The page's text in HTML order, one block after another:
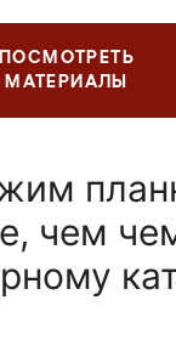
ПОСМОТРЕТЬ
МАТЕРИАЛЫ
чем